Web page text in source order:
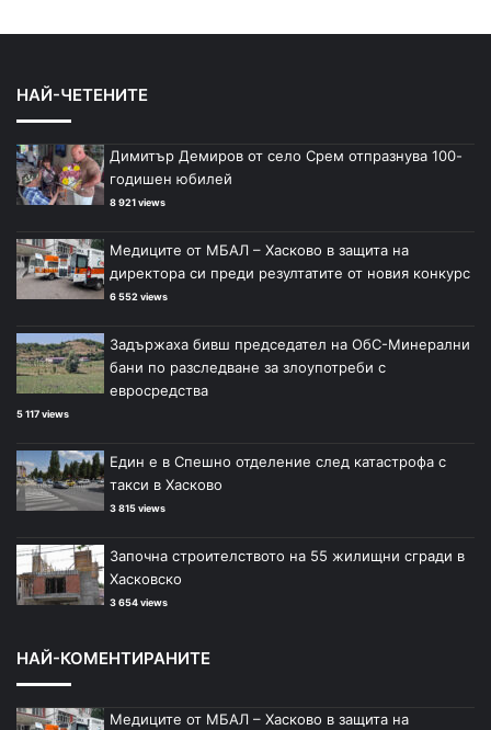
НАЙ-ЧЕТЕНИТЕ
Димитър Демиров от село Срем отпразнува 100-
годишен юбилей
8 921 views
Медиците от МБАЛ – Хасково в защита на
директора си преди резултатите от новия конкурс
6 552 views
Задържаха бивш председател на ОбС-Минерални
бани по разследване за злоупотреби с
евросредства
5 117 views
Един е в Спешно отделение след катастрофа с
такси в Хасково
3 815 views
Започна строителството на 55 жилищни сгради в
Хасковско
3 654 views
НАЙ-КОМЕНТИРАНИТЕ
Медиците от МБАЛ – Хасково в защита на